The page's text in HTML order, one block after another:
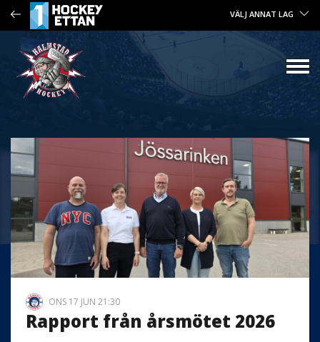
VÄLJ ANNAT LAG
ONS 17 JUN 21:30
Rapport från årsmötet 2026